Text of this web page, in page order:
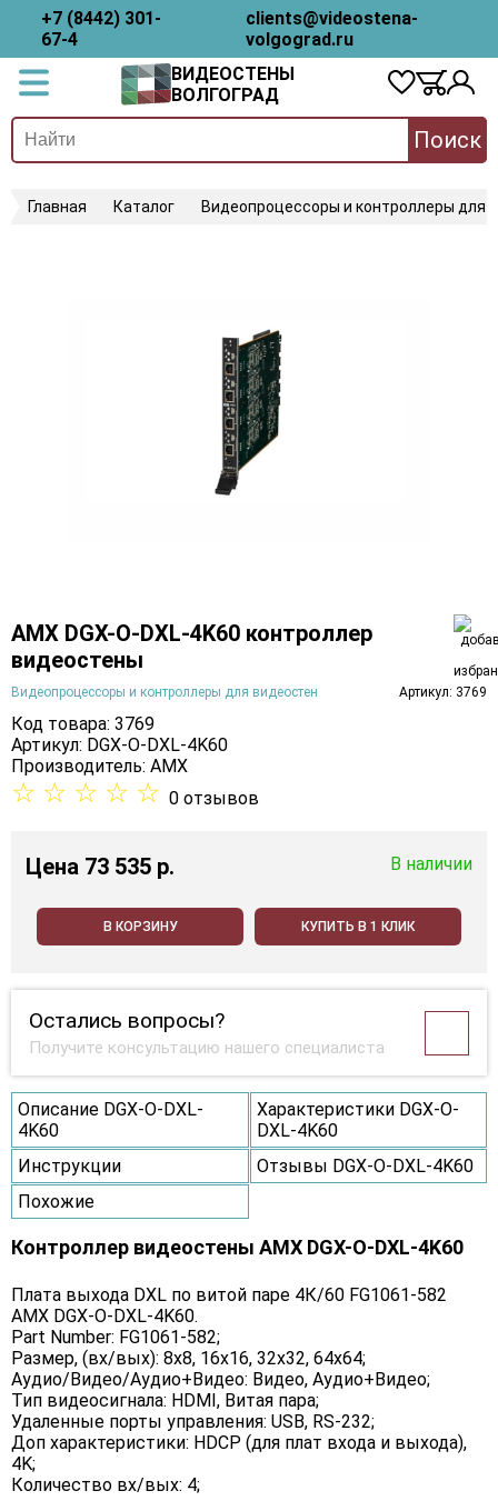
+7 (8442) 301-
67-4
clients@videostena-
volgograd.ru
ВИДЕОСТЕНЫ
ВОЛГОГРАД
Поиск
Главная Каталог Видеопроцессоры и контроллеры для
AMX DGX-O-DXL-4K60 контроллер
видеостены
Видеопроцессоры и контроллеры для видеостен Артикул: 3769
Код товара: 3769
Артикул: DGX-O-DXL-4K60
Производитель: AMX
☆ ☆ ☆ ☆ ☆ 0 отзывов
Цена 73 535 p. В наличии
В КОРЗИНУ КУПИТЬ В 1 КЛИК
Остались вопросы?
Получите консультацию нашего специалиста
Описание DGX-O-DXL-
4K60
Характеристики DGX-O-
DXL-4K60
Инструкции
Отзывы DGX-O-DXL-4K60
Похожие
Контроллер видеостены AMX DGX-O-DXL-4K60
Плата выхода DXL по витой паре 4К/60 FG1061-582
AMX DGX-O-DXL-4K60.
Part Number: FG1061-582;
Размер, (вх/вых): 8х8, 16х16, 32х32, 64х64;
Аудио/Видео/Аудио+Видео: Видео, Аудио+Видео;
Тип видеосигнала: HDMI, Витая пара;
Удаленные порты управления: USB, RS-232;
Доп характеристики: HDCP (для плат входа и выхода),
4K;
Количество вх/вых: 4;